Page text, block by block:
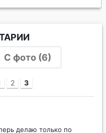
С фото (6)
2 3
делаю только по